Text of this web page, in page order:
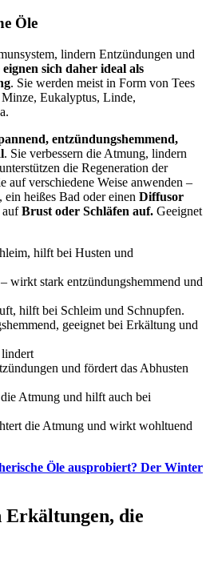
Öle
lindern Entzündungen und
eignen sich daher ideal als
. Sie werden meist in Form von Tees
Eukalyptus, Linde,
entzündungshemmend,
. Sie verbessern die Atmung, lindern
die Regeneration der
auf verschiedene Weise anwenden –
ein heißes Bad oder einen Diffusor
aufBrust oder Schläfen auf. Geeignet
hilft bei Husten und
– wirkt stark entzündungshemmend und
hilft bei Schleim und Schnupfen.
geeignet bei Erkältung und
und fördert das Abhusten
Atmung und hilft auch bei
die Atmung und wirkt wohltuend
Öle ausprobiert? Der Winter
Erkältungen, die